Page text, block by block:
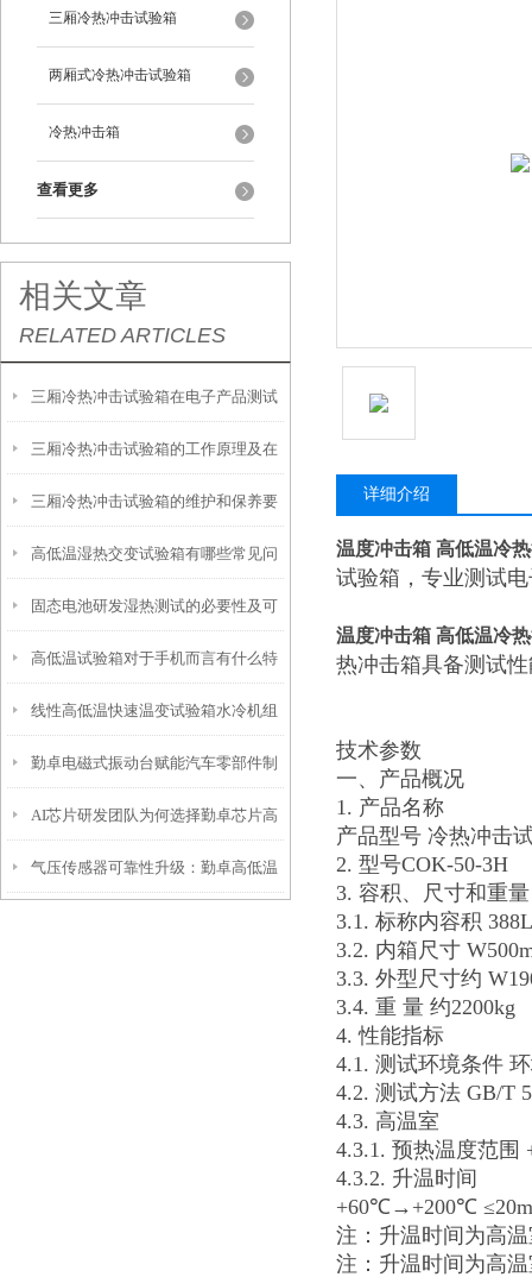
三厢冷热冲击试验箱
两厢式冷热冲击试验箱
冷热冲击箱
查看更多
相关文章
RELATED ARTICLES
三厢冷热冲击试验箱在电子产品测试
中的应用
三厢冷热冲击试验箱的工作原理及在
航空领域的应用
三厢冷热冲击试验箱的维护和保养要
点
高低温湿热交变试验箱有哪些常见问
题？
固态电池研发湿热测试的必要性及可
程式恒温恒湿试验箱应用价值
高低温试验箱对于手机而言有什么特
别的意义？
线性高低温快速温变试验箱水冷机组
说明
勤卓电磁式振动台赋能汽车零部件制
造，筑牢整车安全核心防线
AI芯片研发团队为何选择勤卓芯片高
低温试验箱
气压传感器可靠性升级：勤卓高低温
详细介绍
温度冲击箱 高低温冷
试验箱，专业测试
温度冲击箱 高低温冷
热冲击箱具备测试
技术参数
一、产品概况
1. 产品名称
产品型号 冷热冲击
2. 型号COK-50-3H
3. 容积、尺寸和重量
3.1. 标称内容积 388L
3.2. 内箱尺寸
3.3. 外型尺寸约
3.4. 重 量 约2200kg
4. 性能指标
4.1. 测试环境条件
4.2. 测试方法 GB/T
4.3. 高温室
4.3.1. 预热温度范
4.3.2. 升温时间
+60℃→+200℃
注：升温时间为高
注：升温时间为高